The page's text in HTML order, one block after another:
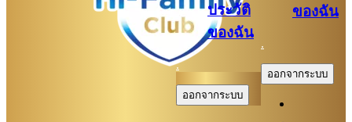
ประวัติ
ของฉัน
.
ออกจากระบบ
ของฉัน
.
ออกจากระบบ